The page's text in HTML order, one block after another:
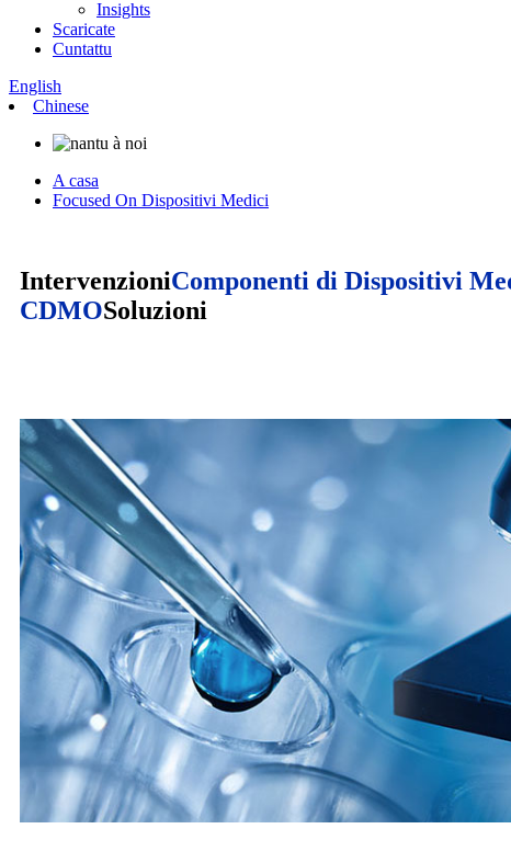
Insights
Scaricate
Cuntattu
English
Chinese
A casa
Focused On Dispositivi Medici
IntervenzioniComponenti di Dispositivi
CDMOSoluzioni